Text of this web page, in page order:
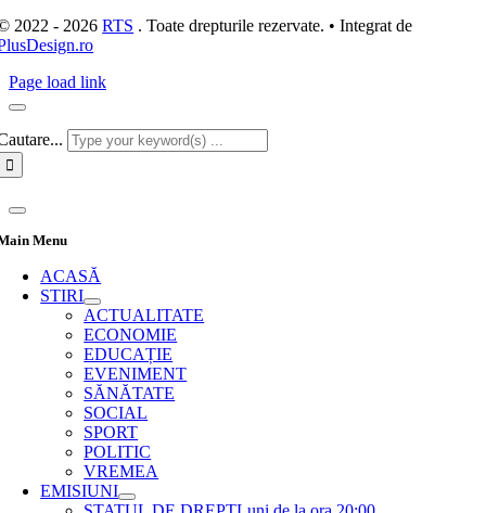
2022 - 2026RTS . Toate drepturile rezervate. • Integrat de
Page load link
Menu
ACASĂ
STIRI
ACTUALITATE
ECONOMIE
EDUCAȚIE
EVENIMENT
SĂNĂTATE
SOCIAL
SPORT
POLITIC
VREMEA
EMISIUNI